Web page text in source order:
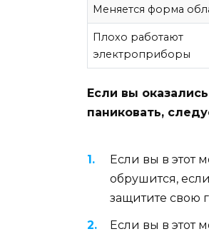
Меняется форма
Плохо работают
электроприборы
Если вы
паниковать,
Если вы в этот
обрушится,
защитите свою
Если вы в этот